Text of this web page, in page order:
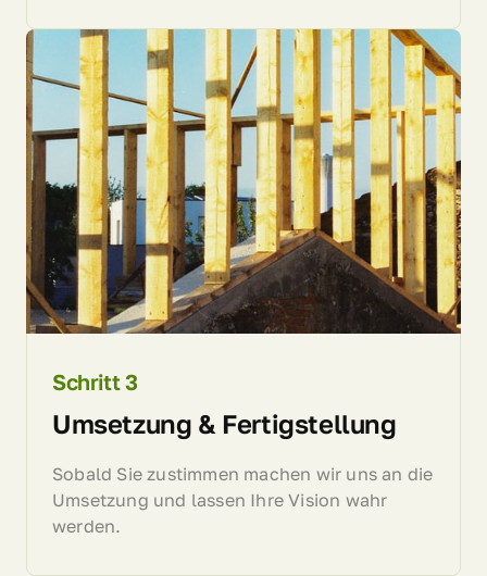
Schritt 3
Umsetzung & Fertigstellung
Sobald Sie zustimmen machen wir uns an die
Umsetzung und lassen Ihre Vision wahr
werden.